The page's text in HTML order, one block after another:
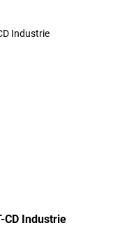
CD Industrie